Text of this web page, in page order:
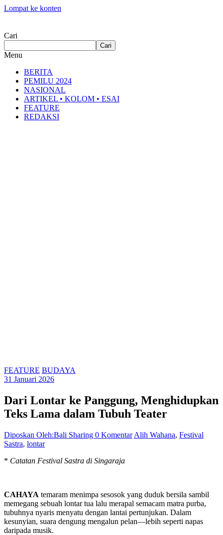
Lompat ke konten
Cari
Cari
Menu
BERITA
PEMILU 2024
NASIONAL
ARTIKEL • KOLOM • ESAI
FEATURE
REDAKSI
FEATURE BUDAYA
31 Januari 2026
Dari Lontar ke Panggung, Menghidupkan
Teks Lama dalam Tubuh Teater
Diposkan Oleh:Bali Sharing 0 Komentar Alih Wahana, Festival
Sastra, lontar
* Catatan Festival Sastra di Singaraja
CAHAYA temaram menimpa sesosok yang duduk bersila sambil
memegang sebuah lontar tua lalu merapal semacam matra purba,
tubuhnya nyaris menyatu dengan lantai pertunjukan. Dalam
kesunyian, suara dengung mengalun pelan—lebih seperti napas
daripada musik.